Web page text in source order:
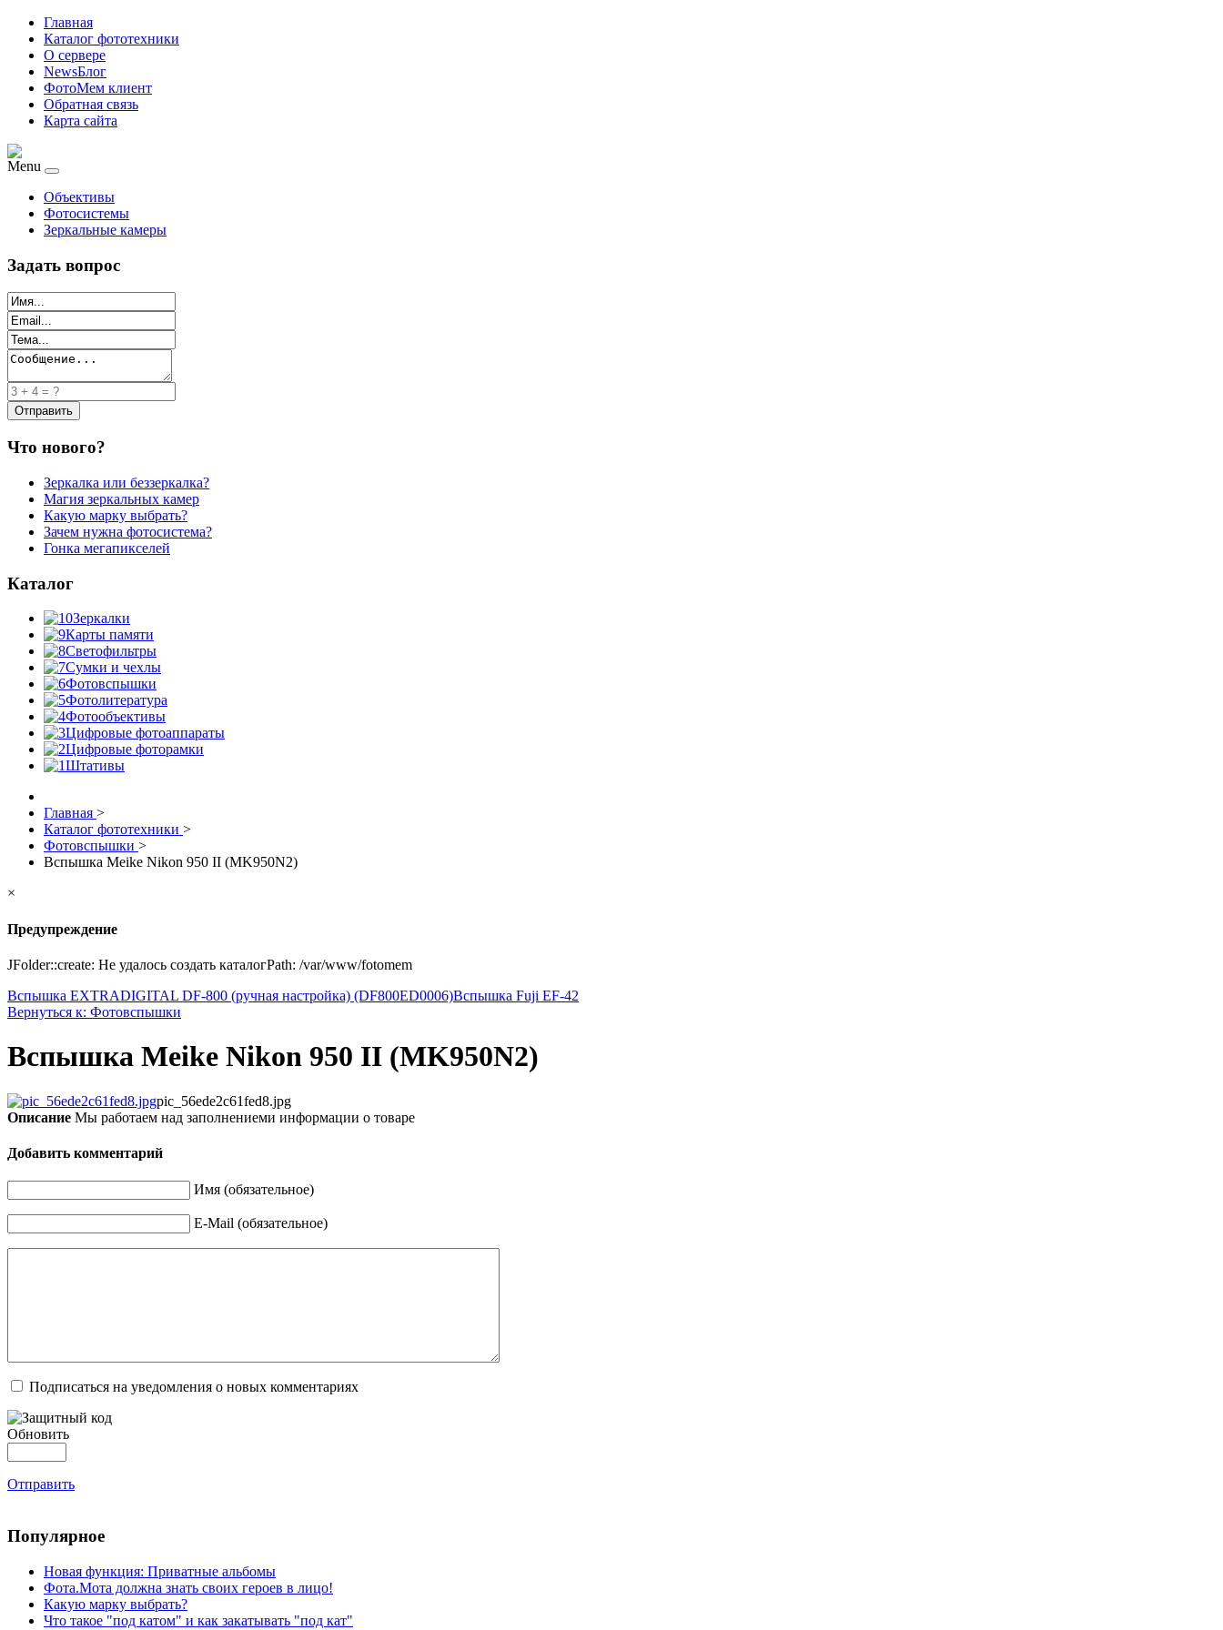
Главная
Каталог фототехники
О сервере
NewsБлог
ФотоМем клиент
Обратная связь
Карта сайта
Menu
Объективы
Фотосистемы
Зеркальные камеры
Задать вопрос
Что нового?
Зеркалка или беззеркалка?
Магия зеркальных камер
Какую марку выбрать?
Зачем нужна фотосистема?
Гонка мегапикселей
Каталог
Зеркалки
Карты памяти
Светофильтры
Сумки и чехлы
Фотовспышки
Фотолитература
Фотообъективы
Цифровые фотоаппараты
Цифровые фоторамки
Штативы
Главная >
Каталог фототехники >
Фотовспышки >
Вспышка Meike Nikon 950 II (MK950N2)
×
Предупреждение
JFolder::create: Не удалось создать каталогPath: /var/www/fotomem
Вспышка EXTRADIGITAL DF-800 (ручная настройка) (DF800ED0006)Вспышка Fuji EF-42
Вернуться к: Фотовспышки
Вспышка Meike Nikon 950 II (MK950N2)
pic_56ede2c61fed8.jpg
Описание Мы работаем над заполнениеми информации о товаре
Добавить комментарий
Имя (обязательное)
E-Mail (обязательное)
Подписаться на уведомления о новых комментариях
Обновить
Отправить
Популярное
Новая функция: Приватные альбомы
Фота.Мота должна знать своих героев в лицо!
Какую марку выбрать?
Что такое "под катом" и как закатывать "под кат"